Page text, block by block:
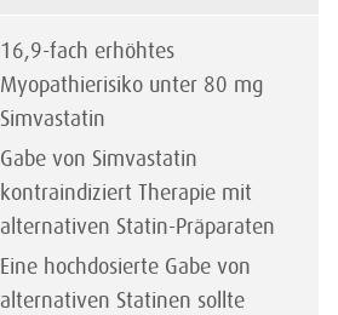
16,9-fach erhöhtes
Myopathierisiko unter 80 mg
Simvastatin
Gabe von Simvastatin
kontraindiziert Therapie mit
alternativen Statin-Präparaten
Eine hochdosierte Gabe von
alternativen Statinen sollte